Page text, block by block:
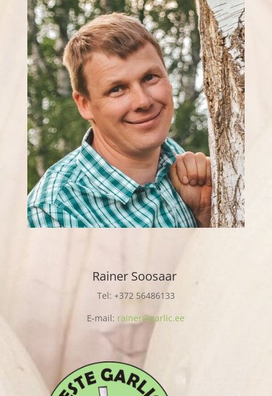
Rainer Soosaar
Tel: +372 56486133
E-mail: rainer@garlic.ee